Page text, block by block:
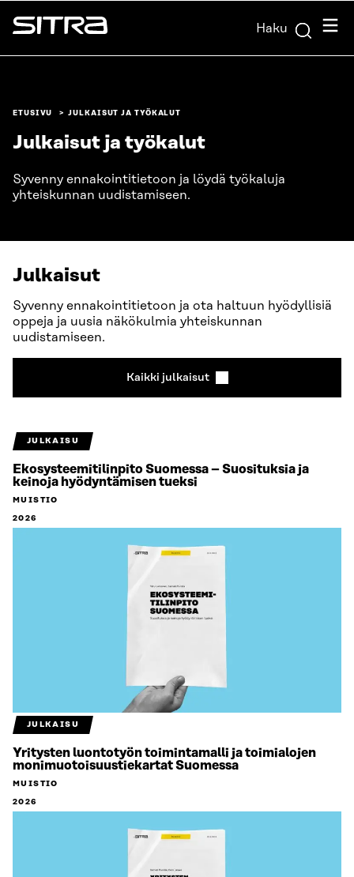
Siirry
suoraan
Sitra Haku
ETUSIVU JULKAISUT JA TYÖKALUT
Julkaisut ja työkalut
Syvenny ennakointitietoon ja löydä työkaluja
yhteiskunnan uudistamiseen.
Julkaisut
Syvenny ennakointitietoon ja ota haltuun hyödyllisiä
oppeja ja uusia näkökulmia yhteiskunnan
uudistamiseen.
Kaikki julkaisut
JULKAISU
Ekosysteemitilinpito Suomessa – Suosituksia ja
keinoja hyödyntämisen tueksi
MUISTIO
2026
JULKAISU
Yritysten luontotyön toimintamalli ja toimialojen
monimuotoisuustiekartat Suomessa
MUISTIO
2026